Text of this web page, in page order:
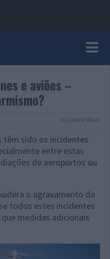
e aviões –
55 COMENTÁRIOS
sido os incidentes
entre estas
de aeroportos ou
o agravamento da
todos estes incidentes
medidas adicionais